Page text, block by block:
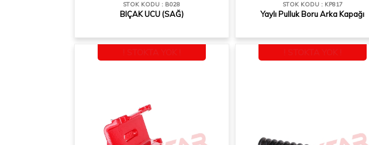
STOK KODU : B028
BIÇAK UCU (SAĞ)
STOK KODU : KP817
Yaylı Pulluk Boru Arka Kapağı